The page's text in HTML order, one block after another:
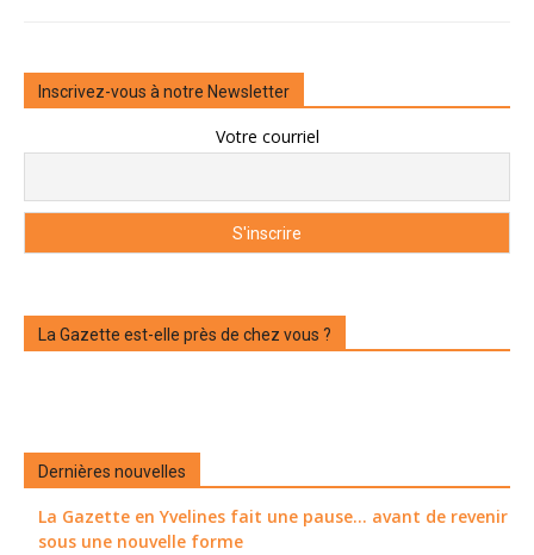
Inscrivez-vous à notre Newsletter
Votre courriel
La Gazette est-elle près de chez vous ?
Dernières nouvelles
La Gazette en Yvelines fait une pause... avant de revenir
sous une nouvelle forme